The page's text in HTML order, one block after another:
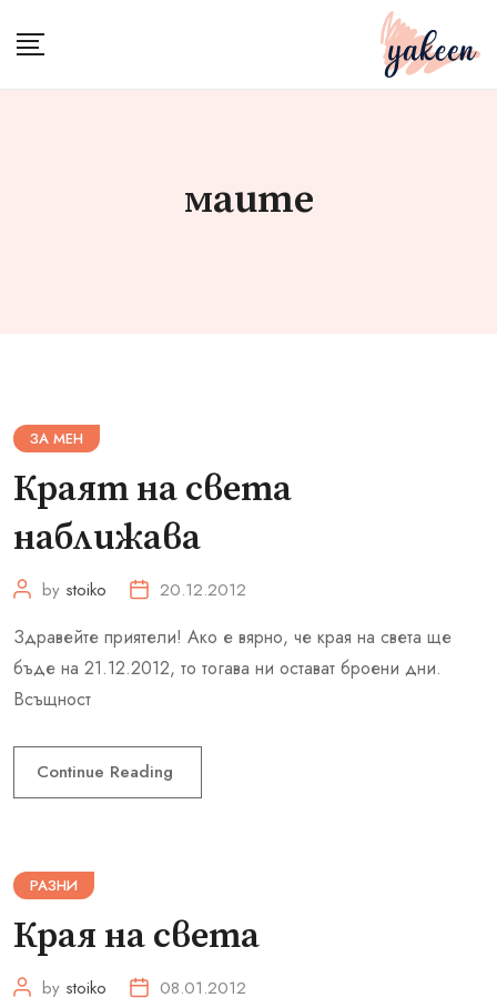
маите
ЗА МЕН
Краят на света
наближава
by stoiko 20.12.2012
Здравейте приятели! Ако е вярно, че края на света ще
бъде на 21.12.2012, то тогава ни остават броени дни.
Всъщност
Continue Reading
РАЗНИ
Края на света
by stoiko 08.01.2012